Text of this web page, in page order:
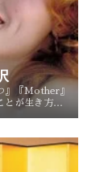
』『Mother』
とが生き方や